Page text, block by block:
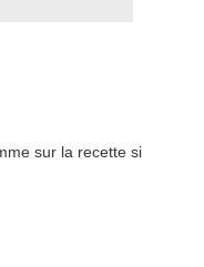
sur la recette si